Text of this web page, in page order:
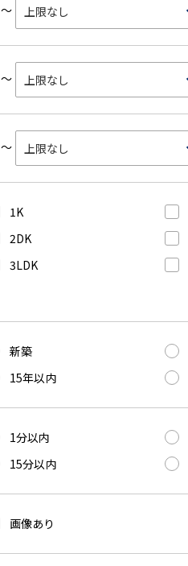
～
～
～
1K
2DK
3LDK
新築
15年以内
1分以内
15分以内
画像あり